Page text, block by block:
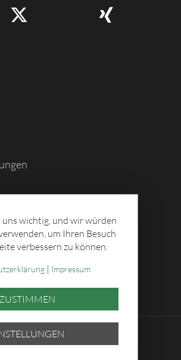
Sächsische Lotto-GmbH
uns wichtig, und wir würden
um Ihren Besuch
verbessern zu können.
| Impressum
ZUSTIMMEN